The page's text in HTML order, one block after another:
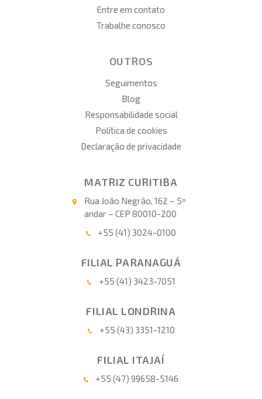
Entre em contato
Trabalhe conosco
OUTROS
Seguimentos
Blog
Responsabilidade social
Política de cookies
Declaração de privacidade
MATRIZ CURITIBA
Rua João Negrão, 162 – 5º
andar – CEP 80010-200
+55 (41) 3024-0100
FILIAL PARANAGUÁ
+55 (41) 3423-7051
FILIAL LONDRINA
+55 (43) 3351-1210
FILIAL ITAJAÍ
+55 (47) 99658-5146